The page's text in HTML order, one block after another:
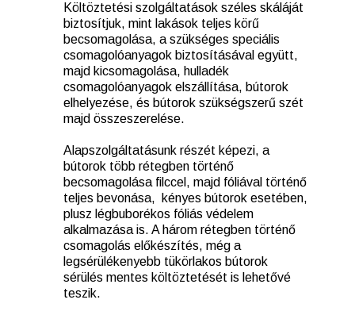
Költöztetési szolgáltatások széles skáláját
biztosítjuk, mint lakások teljes körű
becsomagolása, a szükséges speciális
csomagolóanyagok biztosításával együtt,
majd kicsomagolása, hulladék
csomagolóanyagok elszállítása, bútorok
elhelyezése, és bútorok szükségszerű szét
majd összeszerelése.
Alapszolgáltatásunk részét képezi, a
bútorok több rétegben történő
becsomagolása filccel, majd fóliával történő
teljes bevonása, kényes bútorok esetében,
plusz légbuborékos fóliás védelem
alkalmazása is. A három rétegben történő
csomagolás előkészítés, még a
legsérülékenyebb tükörlakos bútorok
sérülés mentes költöztetését is lehetővé
teszik.